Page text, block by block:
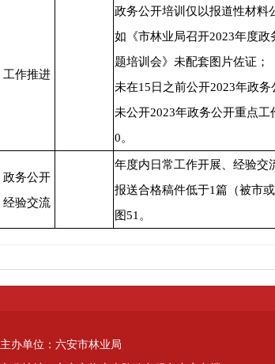
工作推进
政务公开培训仅以报道性材料
如《市林业局召开2023年度
题培训会》未配套图片佐证；
未在15日之前公开2023年政务
未公开2023年政务公开重点工
0。
政务公开
经验交流
年度内日常工作开展、经验交
报送合格稿件低于1篇（被市
图51。
主办单位：六安市林业局